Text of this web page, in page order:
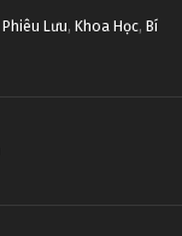
Phiêu Lưu, Khoa Học, Bí